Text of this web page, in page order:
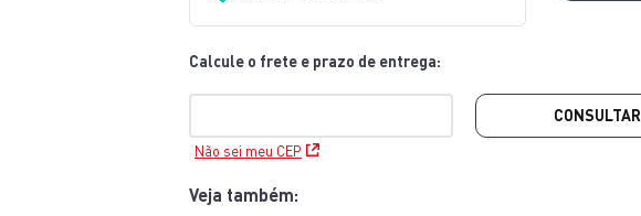
Não sei meu CEP
CONSULTAR
Veja também: